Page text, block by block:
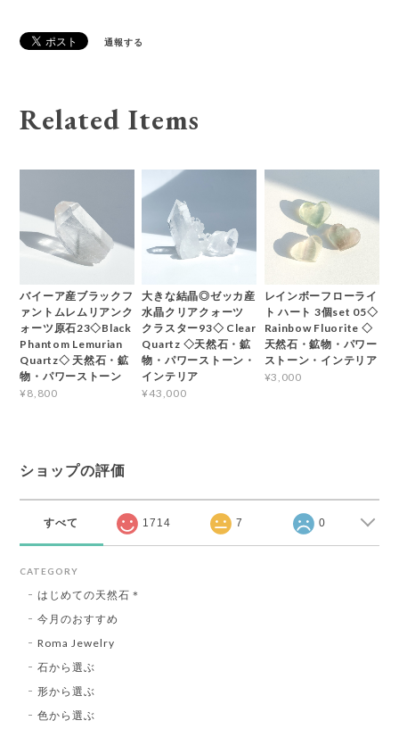
通報する
Related Items
バイーア産ブラックフ
ァントムレムリアンク
ォーツ原石23◇Black
Phantom Lemurian
Quartz◇ 天然石・鉱
物・パワーストーン
¥8,800
大きな結晶◎ゼッカ産
水晶クリアクォーツ
クラスター93◇ Clear
Quartz ◇天然石・鉱
物・パワーストーン・
インテリア
¥43,000
レインボーフローライ
ト ハート 3個set 05◇
Rainbow Fluorite ◇
天然石・鉱物・パワー
ストーン・インテリア
¥3,000
ショップの評価
すべて 1714 7 0
CATEGORY
はじめての天然石＊
今月のおすすめ
Roma Jewelry
石から選ぶ
形から選ぶ
色から選ぶ